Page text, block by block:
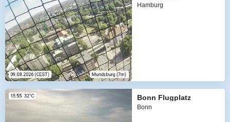
Hamburg
Bonn Flugplatz
Bonn